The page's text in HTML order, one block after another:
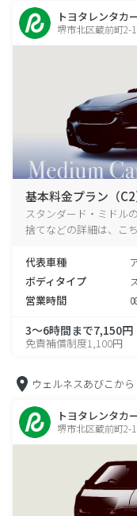
トヨタレンタカ
堺市北区蔵前町2-
基本料金プラン（C2
スタンダード・ミドル
捨てなどの詳細は、こ
代表車種
ボディタイプ
営業時間
3～6時間まで7,150円
免責補償制度1,100円
ウェルネスあびこから
トヨタレンタカ
堺市北区蔵前町2-